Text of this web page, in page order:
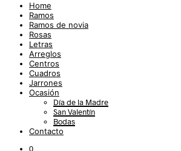
Home
Ramos
Ramos de novia
Rosas
Letras
Arreglos
Centros
Cuadros
Jarrones
Ocasión
Día de la Madre
San Valentín
Bodas
Contacto
0